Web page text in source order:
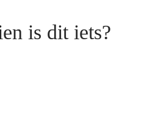
is dit iets?